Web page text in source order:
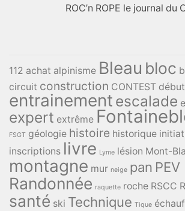
ROC’n ROPE le journal du
112 achat alpinisme Bleau bloc
circuit construction CONTEST
entrainement escalade
expert extrême
FSGT géologie histoire historique
inscriptions livre Lyme lésion Mont-
montagne mur neige pan PEV
Randonnée raquette roche RSCC
santé ski Technique Tique